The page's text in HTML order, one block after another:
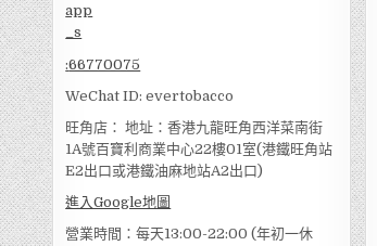
:66770075
WeChat ID: evertobacco
旺角店： 地址：香港九龍旺角西洋菜南街
1A號百寶利商業中心22樓01室(港鐵旺角站
E2出口或港鐵油麻地站A2出口)
進入Google地圖
營業時間：每天13:00-22:00 (年初一休